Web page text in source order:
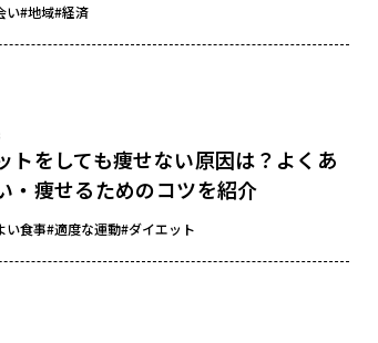
い#地域#経済
トをしても痩せない原因は？よくあ
・痩せるためのコツを紹介
い食事#適度な運動#ダイエット